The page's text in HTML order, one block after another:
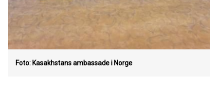
Foto: Kasakhstans ambassade i Norge